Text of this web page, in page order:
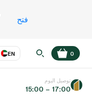
فتح
EN
عر
0
توصيل اليوم
15:00 – 17:00